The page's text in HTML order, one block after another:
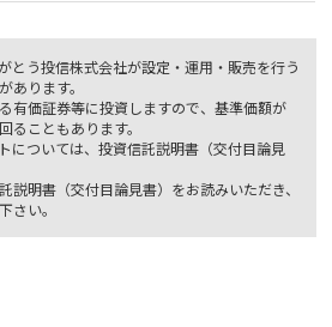
とう投信株式会社が設定・運用・販売を行う
あります。
有価証券等に投資しますので、基準価額が
ることもあります。
については、投資信託説明書（交付目論見
明書（交付目論見書）をお読みいただき、
さい。